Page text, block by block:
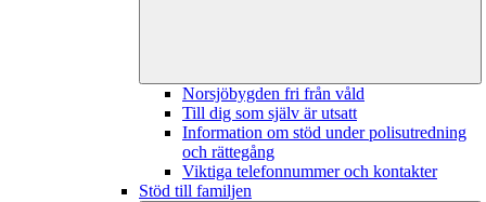
Norsjöbygden fri från våld
Till dig som själv är utsatt
Information om stöd under polisutredning
och rättegång
Viktiga telefonnummer och kontakter
Stöd till familjen